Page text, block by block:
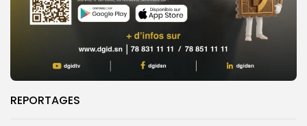
REPORTAGES